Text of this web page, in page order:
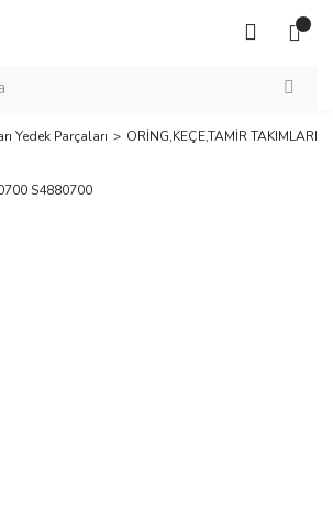
Yedek Parçaları ORİNG,KEÇE,TAMİR TAKIMLARI